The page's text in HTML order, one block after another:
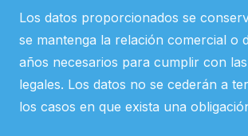
Los datos proporcionados se
se mantenga la relación comercial o
años necesarios para cumplir con
legales. Los datos no se cederán a
los casos en que exista una